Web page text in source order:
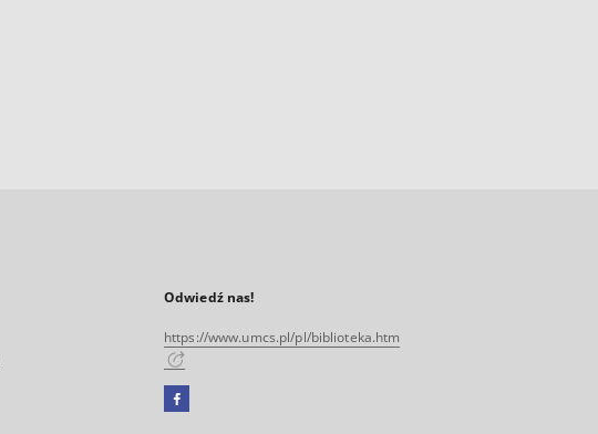
Odwiedź nas!
https://www.umcs.pl/pl/biblioteka.htm
Facebook